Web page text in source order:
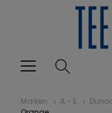
Marken A - E